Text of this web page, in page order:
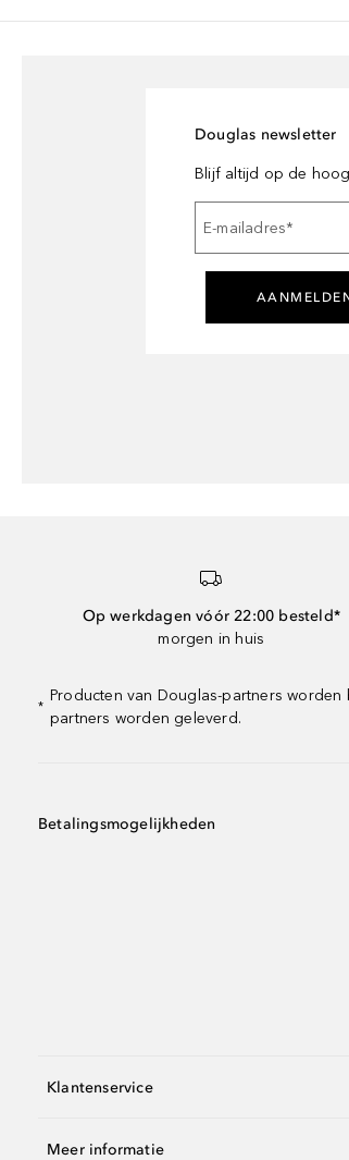
Douglas newsletter
Blijf altijd op de
E-mailadres*
Op werkdagen vóór 22:00 besteld*
morgen in huis
*
Producten van Douglas-partners
partners worden geleverd.
Betalingsmogelijkheden
Klantenservice
Meer informatie